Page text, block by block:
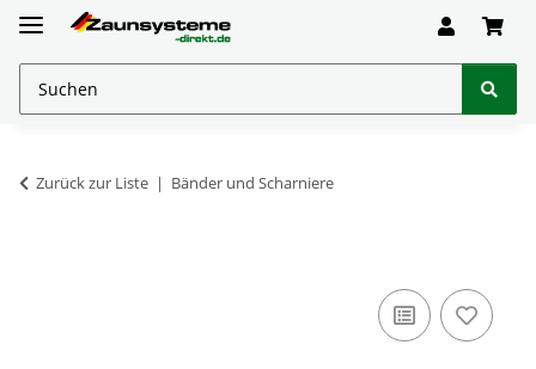
Zurück zur Liste Bänder und Scharniere